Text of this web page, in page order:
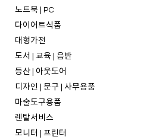
노트북 | PC
다이어트식품
대형가전
도서 | 교육 | 음반
등산 | 아웃도어
디자인 | 문구 | 사무용품
마술도구용품
렌탈서비스
모니터 | 프린터